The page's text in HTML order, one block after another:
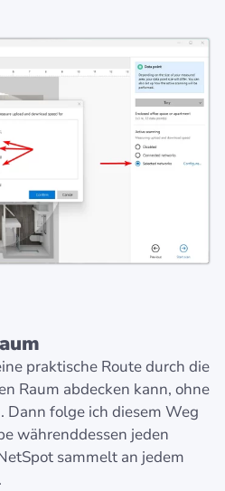
praktische Route durch die
Raum abdecken kann, ohne
Dann folge ich diesem Weg
währenddessen jeden
sammelt an jedem